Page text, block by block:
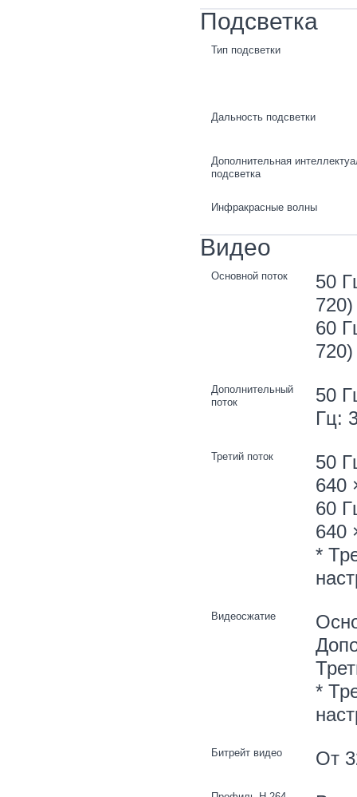
Подсветка
Тип подсветки
Дальность подсветки
Дополнительная
подсветка
Инфракрасные волны
Видео
Основной поток
50
720)
60
720)
Дополнительный
поток
50
Гц:
Третий поток
50
640
60
640
*
Видеосжатие
*
Битрейт видео От